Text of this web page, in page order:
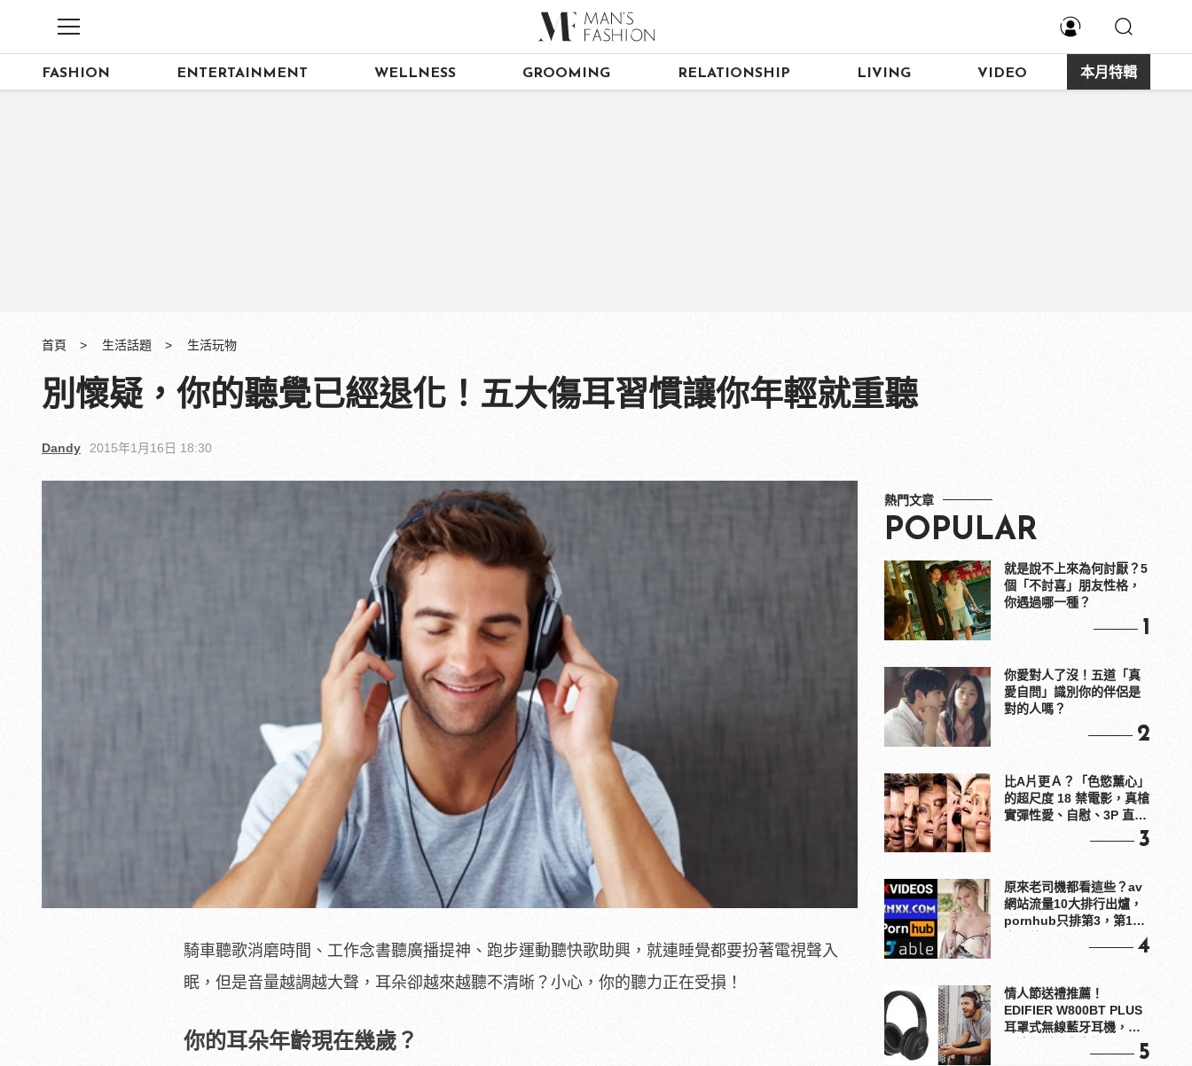
FASHION ENTERTAINMENT WELLNESS GROOMING RELATIONSHIP LIVING VIDEO 本月特輯
首頁 生活話題 生活玩物
別懷疑，你的聽覺已經退化！五大傷耳習慣讓你年輕就重聽
Dandy 2015年1月16日 18:30
騎車聽歌消磨時間、工作念書聽廣播提神、跑步運動聽快歌助興，就連睡覺都要扮著電視聲入
眠，但是音量越調越大聲，耳朵卻越來越聽不清晰？小心，你的聽力正在受損！
你的耳朵年齡現在幾歲？
熱門文章
POPULAR
就是說不上來為何討厭？5
個「不討喜」朋友性格，
你遇過哪一種？
1
你愛對人了沒！五道「真
愛自問」識別你的伴侶是
對的人嗎？
2
比A片更Ａ？「色慾薰心」
的超尺度 18 禁電影，真槍
實彈性愛、自慰、3P 直接
3
原來老司機都看這些？av
網站流量10大排行出爐，
pornhub只排第3，第1名
4
情人節送禮推薦！
EDIFIER W800BT PLUS
耳罩式無線藍牙耳機，在
5